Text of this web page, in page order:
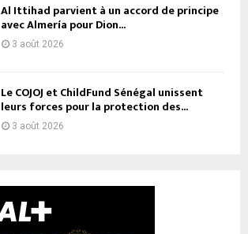
Al Ittihad parvient à un accord de principe
avec Almería pour Dion...
3 août 2026
Le COJOJ et ChildFund Sénégal unissent
leurs forces pour la protection des...
3 août 2026